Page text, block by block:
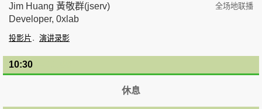
全场地联播
Jim Huang 黃敬群(jserv)
Developer, 0xlab
投影片 演讲录影
10:30
休息